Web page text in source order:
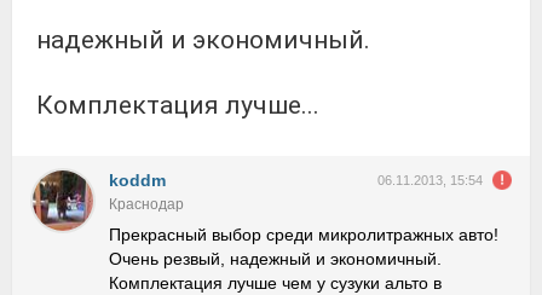
надежный и экономичный.
Комплектация лучше...
koddm 06.11.2013, 15:54
Краснодар
Прекрасный выбор среди микролитражных авто!
Очень резвый, надежный и экономичный.
Комплектация лучше чем у сузуки альто в